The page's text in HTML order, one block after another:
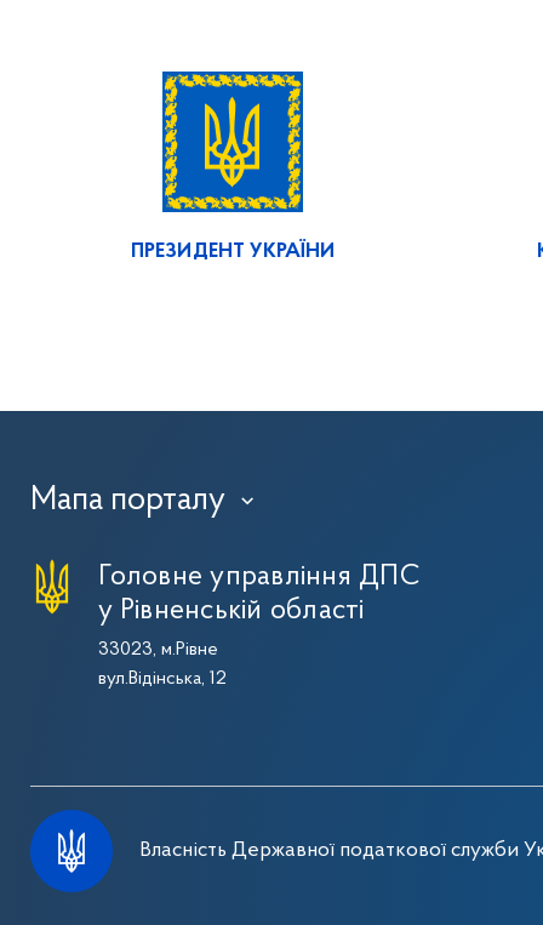
ПРЕЗИДЕНТ УКРАЇНИ
Мапа порталу ›
Головне управління ДПС
у Рівненській області
33023, м.Рівне
вул.Відінська, 12
Власність Державної податкової служби